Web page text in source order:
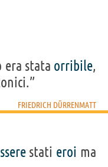
era stata orribile,
FRIEDRICH DÜRRENMATT
stati eroi ma